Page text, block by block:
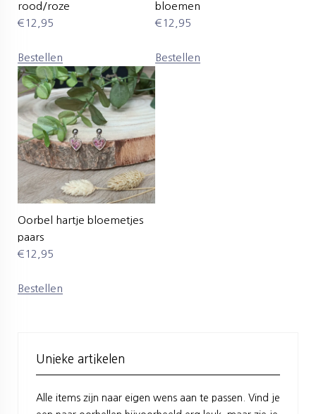
rood/roze
€ 12,95
Bestellen
bloemen
€ 12,95
Bestellen
Oorbel hartje bloemetjes
paars
€ 12,95
Bestellen
Unieke artikelen
Alle items zijn naar eigen wens aan te passen. Vind je